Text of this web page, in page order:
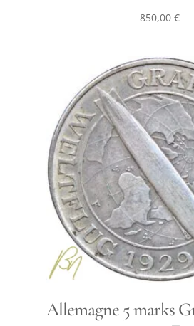
850,00 €
Allemagne 5 marks